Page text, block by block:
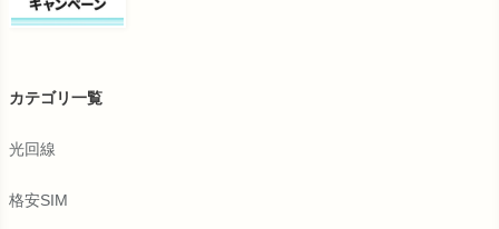
カテゴリ一覧
光回線
格安SIM